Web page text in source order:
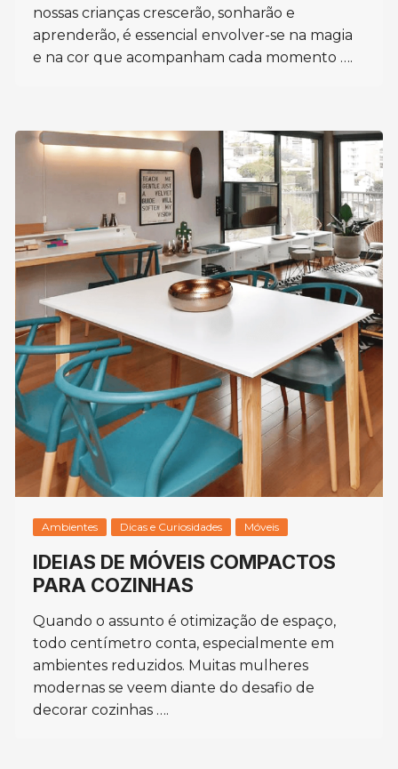
nossas crianças crescerão, sonharão e
aprenderão, é essencial envolver-se na magia
e na cor que acompanham cada momento ….
Ambientes Dicas e Curiosidades Móveis
IDEIAS DE MÓVEIS COMPACTOS
PARA COZINHAS
Quando o assunto é otimização de espaço,
todo centímetro conta, especialmente em
ambientes reduzidos. Muitas mulheres
modernas se veem diante do desafio de
decorar cozinhas ….